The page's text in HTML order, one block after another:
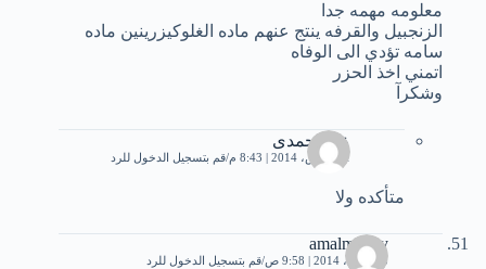
معلومه مهمه جدا
الزنجبيل والقرفه ينتج عنهم ماده الغلوكيزرينين ماده
سامه تؤدي الى الوفاه
اتمني اخذ الحزر
وشكرآ
علاء حمدى
21 مارس، 2014 | 8:43 م قم بتسجيل الدخول للرد
متأكده ولا
amalmeligy
15 أبريل، 2014 | 9:58 ص قم بتسجيل الدخول للرد